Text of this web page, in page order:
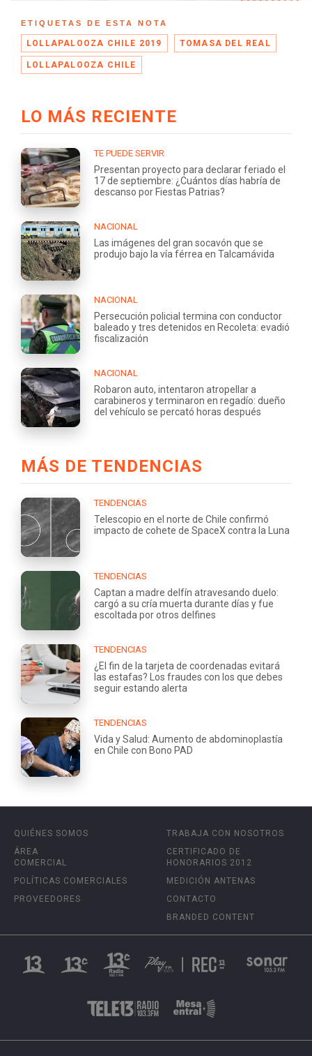
ETIQUETAS DE ESTA NOTA
LOLLAPALOOZA CHILE 2019 TOMASA DEL REAL
LOLLAPALOOZA CHILE
LO MÁS RECIENTE
TE PUEDE SERVIR
Presentan proyecto para declarar feriado el
17 de septiembre: ¿Cuántos días habría de
descanso por Fiestas Patrias?
NACIONAL
Las imágenes del gran socavón que se
produjo bajo la vía férrea en Talcamávida
NACIONAL
Persecución policial termina con conductor
baleado y tres detenidos en Recoleta: evadió
fiscalización
NACIONAL
Robaron auto, intentaron atropellar a
carabineros y terminaron en regadío: dueño
del vehículo se percató horas después
MÁS DE TENDENCIAS
TENDENCIAS
Telescopio en el norte de Chile confirmó
impacto de cohete de SpaceX contra la Luna
TENDENCIAS
Captan a madre delfín atravesando duelo:
cargó a su cría muerta durante días y fue
escoltada por otros delfines
TENDENCIAS
¿El fin de la tarjeta de coordenadas evitará
las estafas? Los fraudes con los que debes
seguir estando alerta
TENDENCIAS
Vida y Salud: Aumento de abdominoplastía
en Chile con Bono PAD
QUIÉNES SOMOS
ÁREA
COMERCIAL
POLÍTICAS COMERCIALES
PROVEEDORES
TRABAJA CON NOSOTROS
CERTIFICADO DE
HONORARIOS 2012
MEDICIÓN ANTENAS
CONTACTO
BRANDED CONTENT